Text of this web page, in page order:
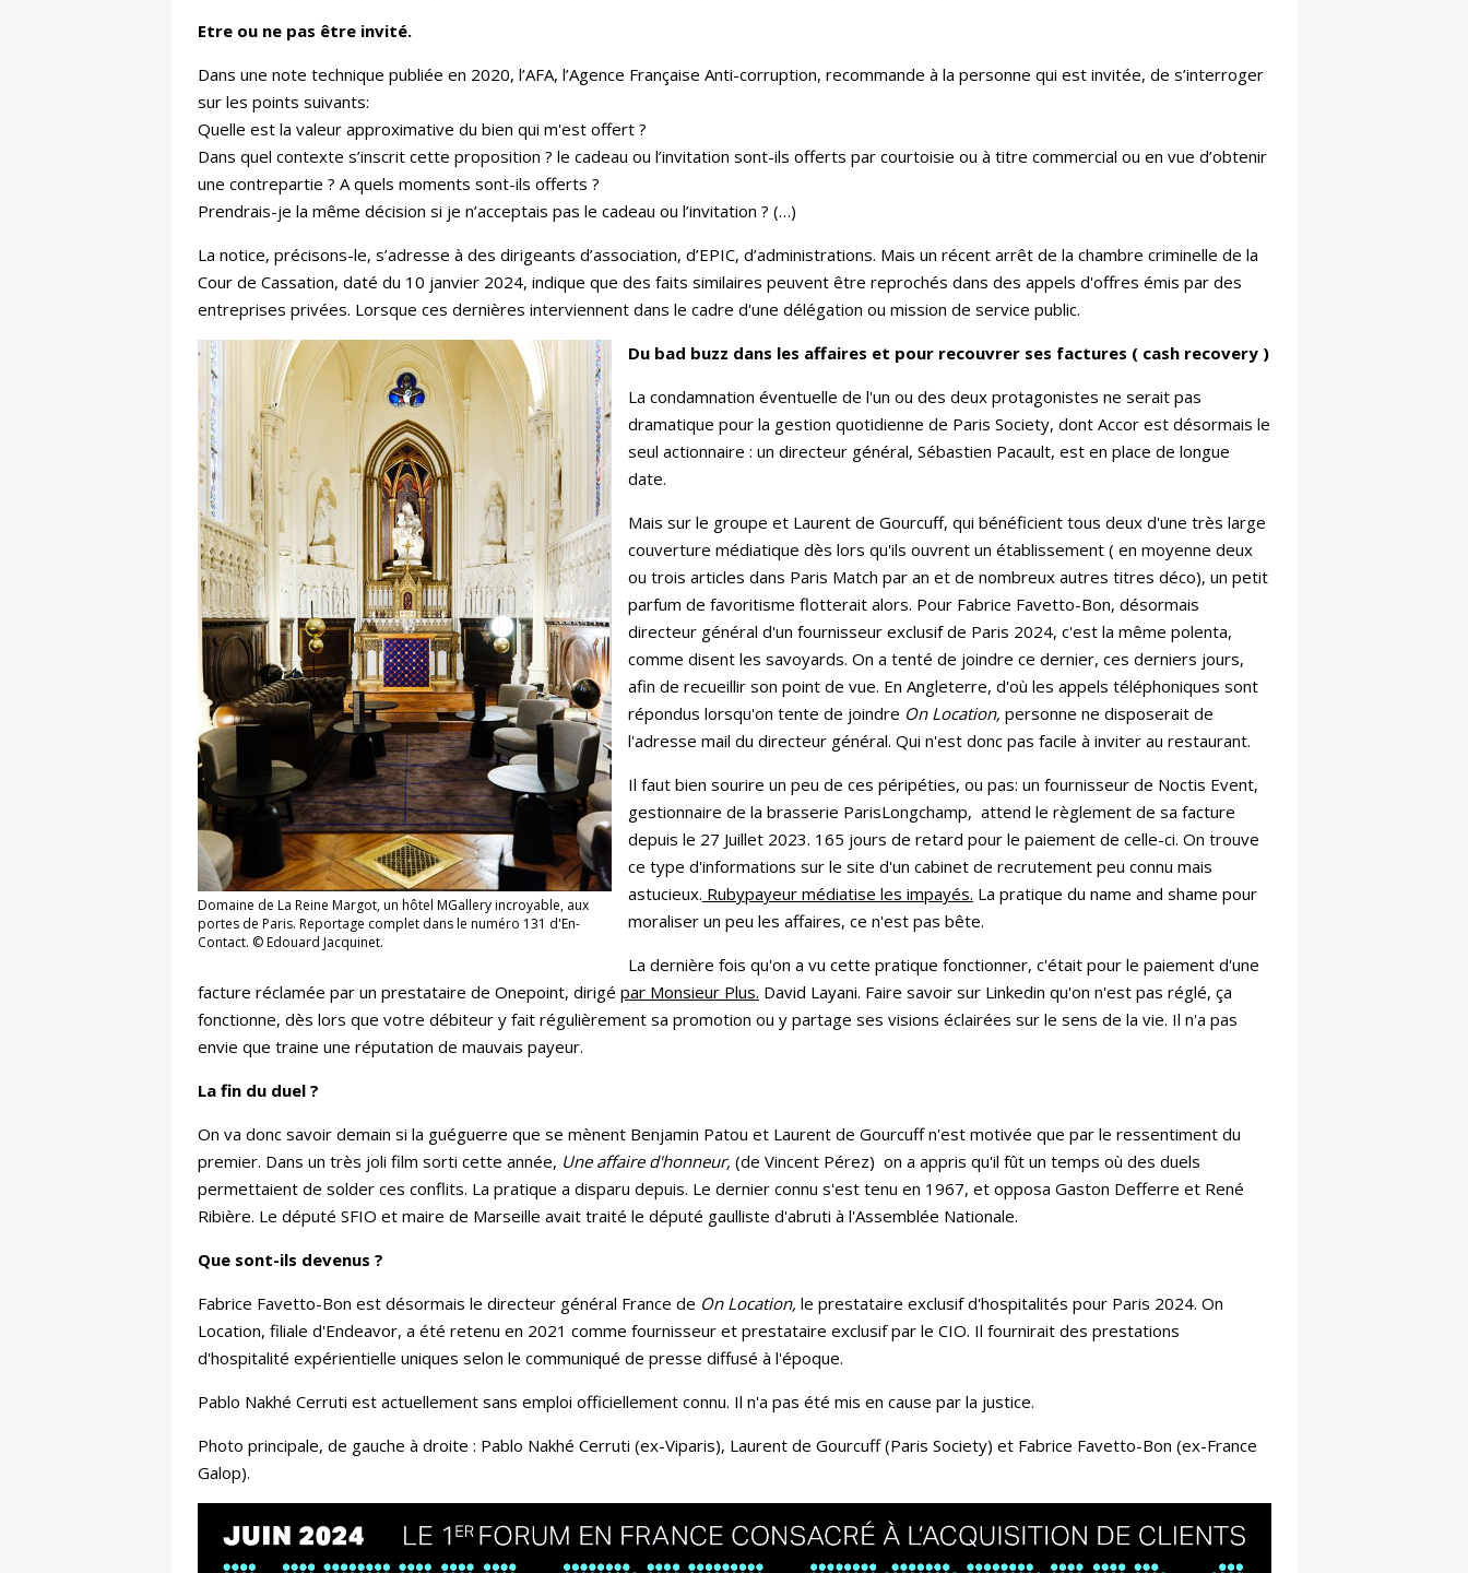
Etre ou ne pas être invité.
Dans une note technique publiée en 2020, l’AFA, l’Agence Française Anti-corruption, recommande à la personne qui est invitée, de s’interroger
sur les points suivants:
Quelle est la valeur approximative du bien qui m'est offert ?
Dans quel contexte s’inscrit cette proposition ? le cadeau ou l’invitation sont-ils offerts par courtoisie ou à titre commercial ou en vue d’obtenir
une contrepartie ? A quels moments sont-ils offerts ?
Prendrais-je la même décision si je n’acceptais pas le cadeau ou l’invitation ? (…)
La notice, précisons-le, s’adresse à des dirigeants d’association, d’EPIC, d’administrations. Mais un récent arrêt de la chambre criminelle de la
Cour de Cassation, daté du 10 janvier 2024, indique que des faits similaires peuvent être reprochés dans des appels d'offres émis par des
entreprises privées. Lorsque ces dernières interviennent dans le cadre d'une délégation ou mission de service public.
Domaine de La Reine Margot, un hôtel MGallery incroyable, aux
portes de Paris. Reportage complet dans le numéro 131 d'En-
Contact. © Edouard Jacquinet.
Du bad buzz dans les affaires et pour recouvrer ses factures ( cash recovery )
La condamnation éventuelle de l'un ou des deux protagonistes ne serait pas
dramatique pour la gestion quotidienne de Paris Society, dont Accor est désormais le
seul actionnaire : un directeur général, Sébastien Pacault, est en place de longue
date.
Mais sur le groupe et Laurent de Gourcuff, qui bénéficient tous deux d'une très large
couverture médiatique dès lors qu'ils ouvrent un établissement ( en moyenne deux
ou trois articles dans Paris Match par an et de nombreux autres titres déco), un petit
parfum de favoritisme flotterait alors. Pour Fabrice Favetto-Bon, désormais
directeur général d'un fournisseur exclusif de Paris 2024, c'est la même polenta,
comme disent les savoyards. On a tenté de joindre ce dernier, ces derniers jours,
afin de recueillir son point de vue. En Angleterre, d'où les appels téléphoniques sont
répondus lorsqu'on tente de joindre On Location, personne ne disposerait de
l'adresse mail du directeur général. Qui n'est donc pas facile à inviter au restaurant.
Il faut bien sourire un peu de ces péripéties, ou pas: un fournisseur de Noctis Event,
gestionnaire de la brasserie ParisLongchamp, attend le règlement de sa facture
depuis le 27 Juillet 2023. 165 jours de retard pour le paiement de celle-ci. On trouve
ce type d'informations sur le site d'un cabinet de recrutement peu connu mais
astucieux. Rubypayeur médiatise les impayés. La pratique du name and shame pour
moraliser un peu les affaires, ce n'est pas bête.
La dernière fois qu'on a vu cette pratique fonctionner, c'était pour le paiement d'une
facture réclamée par un prestataire de Onepoint, dirigé par Monsieur Plus. David Layani. Faire savoir sur Linkedin qu'on n'est pas réglé, ça
fonctionne, dès lors que votre débiteur y fait régulièrement sa promotion ou y partage ses visions éclairées sur le sens de la vie. Il n'a pas
envie que traine une réputation de mauvais payeur.
La fin du duel ?
On va donc savoir demain si la guéguerre que se mènent Benjamin Patou et Laurent de Gourcuff n'est motivée que par le ressentiment du
premier. Dans un très joli film sorti cette année, Une affaire d'honneur, (de Vincent Pérez) on a appris qu'il fût un temps où des duels
permettaient de solder ces conflits. La pratique a disparu depuis. Le dernier connu s'est tenu en 1967, et opposa Gaston Defferre et René
Ribière. Le député SFIO et maire de Marseille avait traité le député gaulliste d'abruti à l'Assemblée Nationale.
Que sont-ils devenus ?
Fabrice Favetto-Bon est désormais le directeur général France de On Location, le prestataire exclusif d'hospitalités pour Paris 2024. On
Location, filiale d'Endeavor, a été retenu en 2021 comme fournisseur et prestataire exclusif par le CIO. Il fournirait des prestations
d'hospitalité expérientielle uniques selon le communiqué de presse diffusé à l'époque.
Pablo Nakhé Cerruti est actuellement sans emploi officiellement connu. Il n'a pas été mis en cause par la justice.
Photo principale, de gauche à droite : Pablo Nakhé Cerruti (ex-Viparis), Laurent de Gourcuff (Paris Society) et Fabrice Favetto-Bon (ex-France
Galop).